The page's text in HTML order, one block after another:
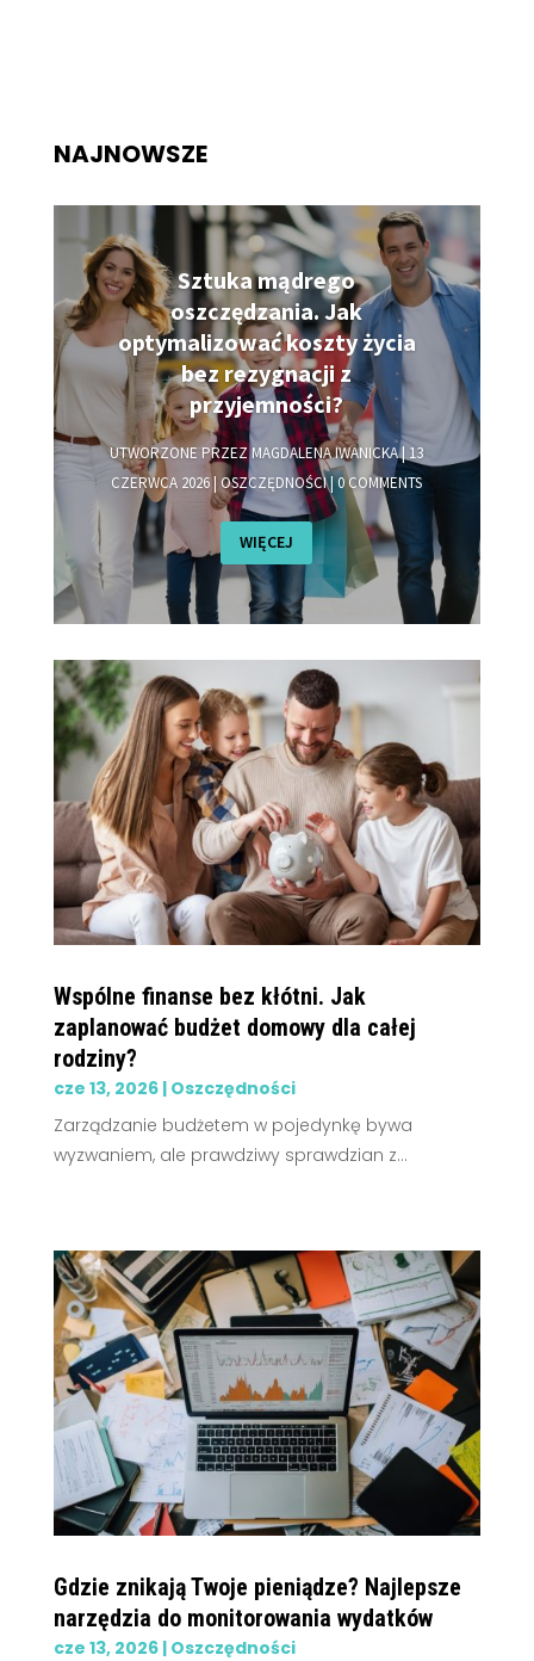
NAJNOWSZE
Sztuka mądrego
oszczędzania. Jak
optymalizować koszty życia
bez rezygnacji z
przyjemności?
UTWORZONE PRZEZMAGDALENA IWANICKA| 13
CZERWCA 2026 | OSZCZĘDNOŚCI| 0 COMMENTS
WIĘCEJ
Wspólne finanse bez kłótni. Jak
zaplanować budżet domowy dla całej
rodziny?
cze 13, 2026| Oszczędności
Zarządzanie budżetem w pojedynkę bywa
wyzwaniem, ale prawdziwy sprawdzian z...
Gdzie znikają Twoje pieniądze? Najlepsze
narzędzia do monitorowania wydatków
cze 13, 2026| Oszczędności